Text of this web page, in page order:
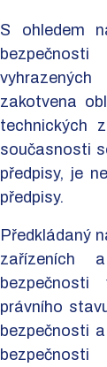
S ohledem
zakotvena
technických
současnosti
předpisy, je
předpisy.
Předkládaný
zařízeních
právního
bezpečnosti